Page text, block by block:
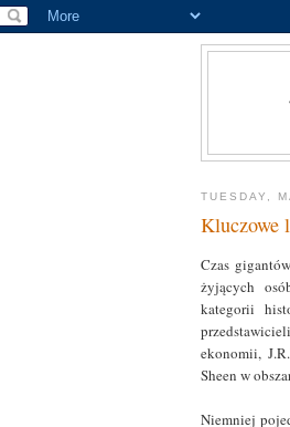
TUESDAY,
Kluczowe
Czas
żyjących
kategorii
ekonomii,
Sheen w
Niemniej